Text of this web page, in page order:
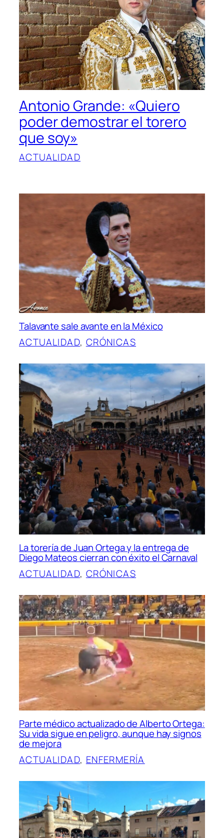
Antonio Grande: «Quiero
poder demostrar el torero
que soy»
ACTUALIDAD
Talavante sale avante en la México
ACTUALIDAD, CRÓNICAS
La torería de Juan Ortega y la entrega de
Diego Mateos cierran con éxito el Carnaval
ACTUALIDAD, CRÓNICAS
Parte médico actualizado de Alberto Ortega:
Su vida sigue en peligro, aunque hay signos
de mejora
ACTUALIDAD, ENFERMERÍA